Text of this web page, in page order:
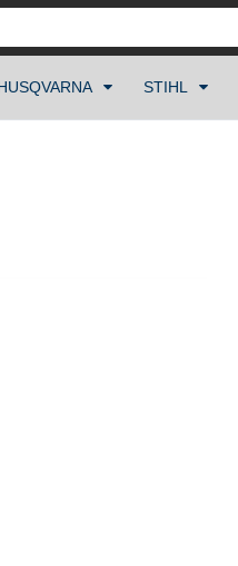
STIHL